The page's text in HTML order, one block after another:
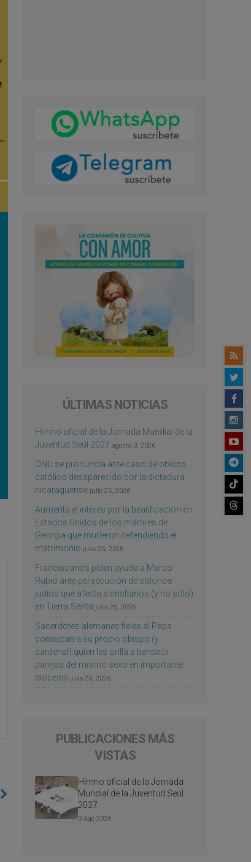
ÚLTIMAS NOTICIAS
Himno oficial de la Jornada Mundial de la
Juventud Seúl 2027 agosto 3, 2026
ONU se pronuncia ante caso de obispo
católico desaparecido por la dictadura
nicaragüense julio 25, 2026
Aumenta el interés por la beatificación en
Estados Unidos de los mártires de
Georgia que murieron defendiendo el
matrimonio julio 25, 2026
Franciscanos piden ayuda a Marco
Rubio ante persecución de colonos
judíos que afecta a cristianos (y no sólo)
en Tierra Santa julio 25, 2026
Sacerdotes alemanes fieles al Papa
contestan a su propio obispo (y
cardenal) quien les orilla a bendecir
parejas del mismo sexo en importante
diócesis julio 25, 2026
PUBLICACIONES MÁS
VISTAS
Himno oficial de la Jornada
Mundial de la Juventud Seúl
2027
3 Ago 2026